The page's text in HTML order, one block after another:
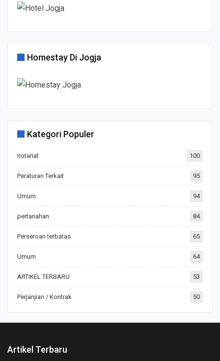
Homestay Di Jogja
Kategori Populer
notariat 100
Peraturan Terkait 95
Umum 94
pertanahan 84
Perseroan terbatas 65
Umum 64
ARTIKEL TERBARU 53
Perjanjian / Kontrak 50
Artikel Terbaru